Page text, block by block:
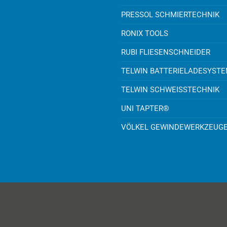
PRESSOL SCHMIERTECHNIK
RONIX TOOLS
RUBI FLIESENSCHNEIDER
TELWIN
TELWIN SCHWEISSTECHNIK
UNI TAPTER®
VÖLKEL GEWINDEWERKZEUGE